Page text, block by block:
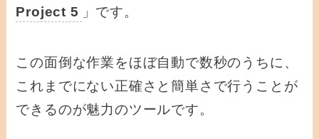
Project 5
」です。
この面倒な作業をほぼ自動で数秒のうちに、
これまでにない正確さと簡単さで行うことが
できるのが魅力のツールです。